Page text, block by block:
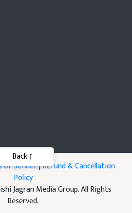
of Service|Refund & Cancellation
Policy
Jagran Media Group. All Rights
Reserved.